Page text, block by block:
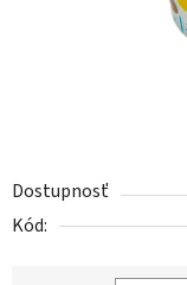
Dostupnosť
Kód: